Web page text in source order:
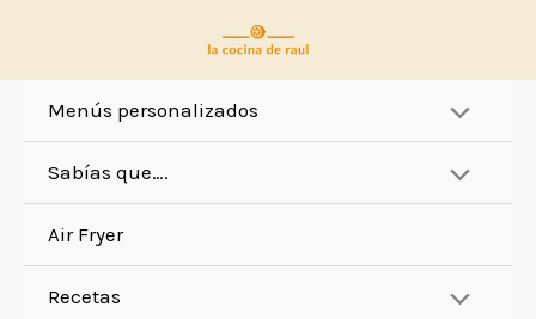
Menús personalizados
Sabías que….
Air Fryer
Recetas